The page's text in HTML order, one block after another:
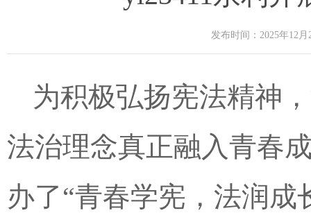
发布时间：2025年12月
为积极弘扬宪法精神
法治理念真正融入青春
办了“青春学宪，法润成